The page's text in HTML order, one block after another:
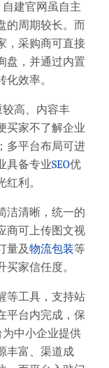
建官网虽自主
的周期较长。而
，采购商可直接
盘，并通过内置
效率。
较高、内容丰
买家不了解企业
多平台布局可进
具备专业SEO优
利。
洁清晰，统一的
商可上传图文视
量及物流包装等
家信任度。
等工具，支持站
平台内完成，保
为中小企业提供
丰富、渠道成